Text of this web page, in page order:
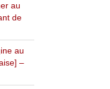
au
de
au
–